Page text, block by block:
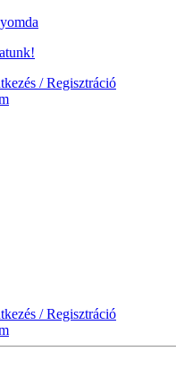
/ Regisztráció
/ Regisztráció